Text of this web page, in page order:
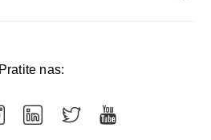
Pratite nas: